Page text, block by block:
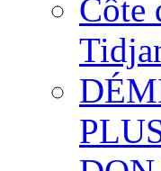
Côte